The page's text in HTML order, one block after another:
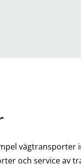
vägtransporter
och service av